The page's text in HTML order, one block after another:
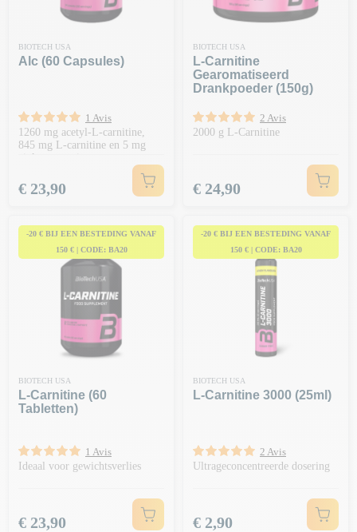
BIOTECH USA
Alc (60 Capsules)
1 Avis
1260 mg acetyl-L-carnitine,
845 mg L-carnitine en 5 mg
zink per portie.
Prijs
€ 23,90
BIOTECH USA
L-Carnitine
Gearomatiseerd
Drankpoeder (150g)
2 Avis
2000 g L-Carnitine
Prijs
€ 24,90
-20 € BIJ EEN BESTEDING VANAF
150 € | CODE: BA20
BIOTECH USA
L-Carnitine (60
Tabletten)
1 Avis
Ideaal voor gewichtsverlies
Prijs
€ 23,90
-20 € BIJ EEN BESTEDING VANAF
150 € | CODE: BA20
BIOTECH USA
L-Carnitine 3000 (25ml)
2 Avis
Ultrageconcentreerde dosering
Prijs
€ 2,90